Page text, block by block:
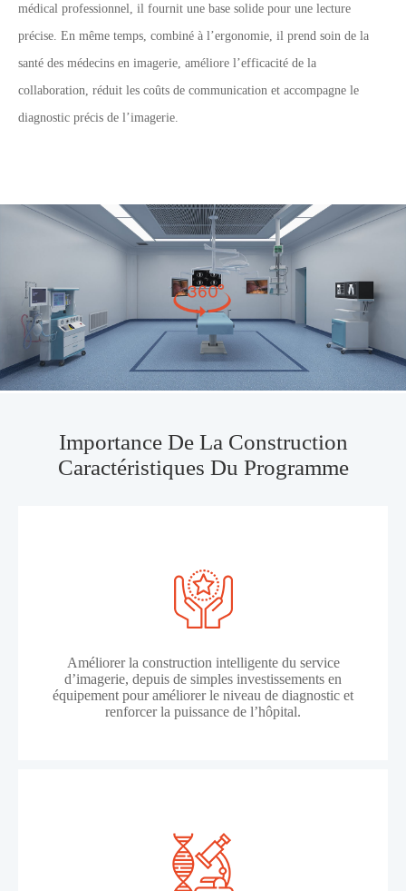
médical professionnel, il fournit une base solide pour une lecture
précise. En même temps, combiné à l’ergonomie, il prend soin de la
santé des médecins en imagerie, améliore l’efficacité de la
collaboration, réduit les coûts de communication et accompagne le
diagnostic précis de l’imagerie.
Importance De La Construction
Caractéristiques Du Programme
Améliorer la construction intelligente du service
d’imagerie, depuis de simples investissements en
équipement pour améliorer le niveau de diagnostic et
renforcer la puissance de l’hôpital.